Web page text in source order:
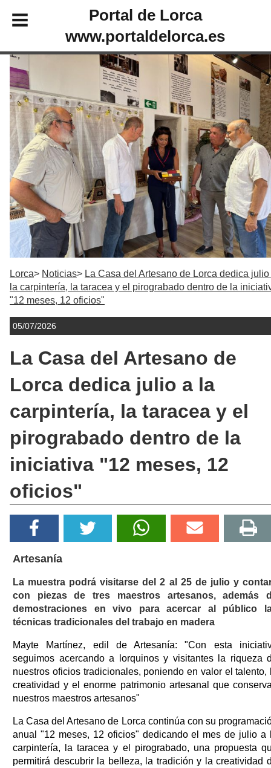
Portal de Lorca
www.portaldelorca.es
Lorca Noticias
La Casa del Artesano de Lorca dedica julio
la carpintería, la taracea y el pirograbado dentro de la
"12 meses, 12 oficios"
05/07/2026
La Casa del Artesano de
Lorca dedica julio a la
carpintería, la taracea y el
pirograbado dentro de la
iniciativa "12 meses, 12
oficios"
Artesanía
La muestra podrá visitarse del 2 al 25 de julio y
con piezas de tres maestros artesanos, además
demostraciones en vivo para acercar al público
técnicas tradicionales del trabajo en madera
Mayte Martínez, edil de Artesanía: "Con esta
seguimos acercando a lorquinos y visitantes la riqueza
nuestros oficios tradicionales, poniendo en valor el talento,
creatividad y el enorme patrimonio artesanal que
nuestros maestros artesanos"
La Casa del Artesano de Lorca continúa con su
anual "12 meses, 12 oficios" dedicando el mes de julio a
carpintería, la taracea y el pirograbado, una propuesta
permitirá descubrir la belleza, la tradición y la creatividad